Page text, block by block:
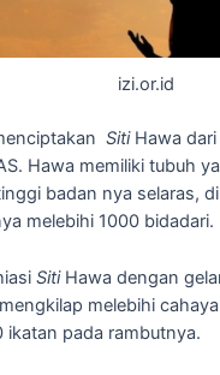
izi.or.id
SitiHawa dari
Hawa memiliki tubuh
badan nya selaras,
melebihi 1000 bidadari.
SitiHawa dengan
melebihi
ikatan pada rambutnya.